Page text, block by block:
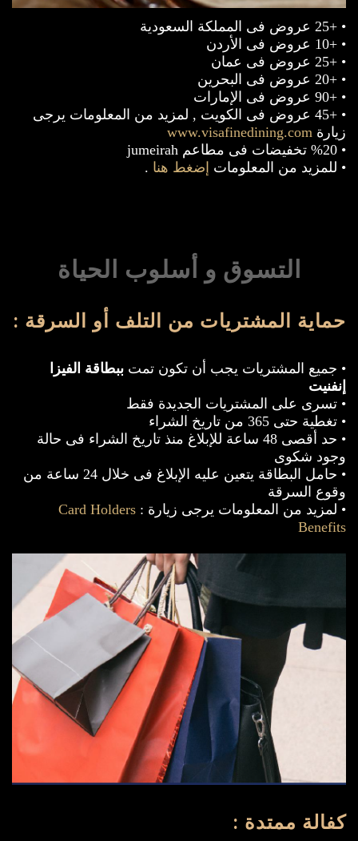
• +25 عروض فى المملكة السعودية
• +10 عروض فى الأردن
• +25 عروض فى عمان
• +20 عروض فى البحرين
• +90 عروض فى الإمارات
• +45 عروض فى الكويت , لمزيد من المعلومات يرجى
زيارة www.visafinedining.com
• %20 تخفيضات فى مطاعم jumeirah
• للمزيد من المعلومات إضغط هنا .
التسوق و أسلوب الحياة
حماية المشتريات من التلف أو السرقة :
• جميع المشتريات يجب أن تكون تمت ببطاقة الفيزا
إنفنيت
• تسرى على المشتريات الجديدة فقط
• تغطية حتى 365 من تاريخ الشراء
• حد أقصى 48 ساعة للإبلاغ منذ تاريخ الشراء فى حالة
وجود شكوى
• حامل البطاقة يتعين عليه الإبلاغ فى خلال 24 ساعة من
وقوع السرقة
• لمزيد من المعلومات يرجى زيارة : Card Holders
Benefits
كفالة ممتدة :